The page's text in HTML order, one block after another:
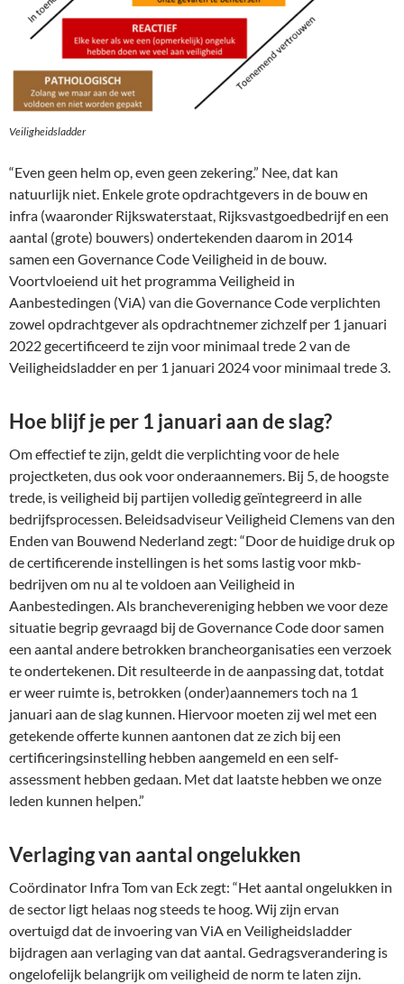
Veiligheidsladder
“Even geen helm op, even geen zekering.” Nee, dat kan
natuurlijk niet. Enkele grote opdrachtgevers in de bouw en
infra (waaronder Rijkswaterstaat, Rijksvastgoedbedrijf en een
aantal (grote) bouwers) ondertekenden daarom in 2014
samen een Governance Code Veiligheid in de bouw.
Voortvloeiend uit het programma Veiligheid in
Aanbestedingen (ViA) van die Governance Code verplichten
zowel opdrachtgever als opdrachtnemer zichzelf per 1 januari
2022 gecertificeerd te zijn voor minimaal trede 2 van de
Veiligheidsladder en per 1 januari 2024 voor minimaal trede 3.
Hoe blijf je per 1 januari aan de slag?
Om effectief te zijn, geldt die verplichting voor de hele
projectketen, dus ook voor onderaannemers. Bij 5, de hoogste
trede, is veiligheid bij partijen volledig geïntegreerd in alle
bedrijfsprocessen. Beleidsadviseur Veiligheid Clemens van den
Enden van Bouwend Nederland zegt: “Door de huidige druk op
de certificerende instellingen is het soms lastig voor mkb-
bedrijven om nu al te voldoen aan Veiligheid in
Aanbestedingen. Als branchevereniging hebben we voor deze
situatie begrip gevraagd bij de Governance Code door samen
een aantal andere betrokken brancheorganisaties een verzoek
te ondertekenen. Dit resulteerde in de aanpassing dat, totdat
er weer ruimte is, betrokken (onder)aannemers toch na 1
januari aan de slag kunnen. Hiervoor moeten zij wel met een
getekende offerte kunnen aantonen dat ze zich bij een
certificeringsinstelling hebben aangemeld en een self-
assessment hebben gedaan. Met dat laatste hebben we onze
leden kunnen helpen.”
Verlaging van aantal ongelukken
Coördinator Infra Tom van Eck zegt: “Het aantal ongelukken in
de sector ligt helaas nog steeds te hoog. Wij zijn ervan
overtuigd dat de invoering van ViA en Veiligheidsladder
bijdragen aan verlaging van dat aantal. Gedragsverandering is
ongelofelijk belangrijk om veiligheid de norm te laten zijn.